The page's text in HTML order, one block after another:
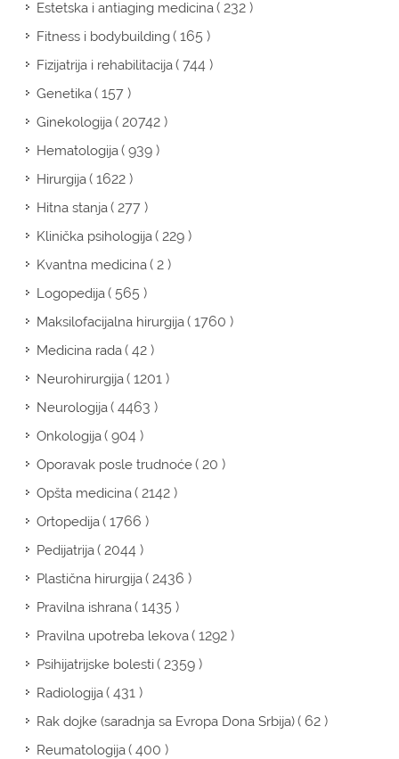
Estetska i antiaging medicina( 232 )
Fitness i bodybuilding( 165 )
Fizijatrija i rehabilitacija( 744 )
Genetika( 157 )
Ginekologija( 20742 )
Hematologija( 939 )
Hirurgija( 1622 )
Hitna stanja( 277 )
Klinička psihologija( 229 )
Kvantna medicina( 2 )
Logopedija( 565 )
Maksilofacijalna hirurgija( 1760 )
Medicina rada( 42 )
Neurohirurgija( 1201 )
Neurologija( 4463 )
Onkologija( 904 )
Oporavak posle trudnoće( 20 )
Opšta medicina( 2142 )
Ortopedija( 1766 )
Pedijatrija( 2044 )
Plastična hirurgija( 2436 )
Pravilna ishrana( 1435 )
Pravilna upotreba lekova( 1292 )
Psihijatrijske bolesti( 2359 )
Radiologija( 431 )
Rak dojke (saradnja sa Evropa Dona Srbija)( 62 )
Reumatologija( 400 )